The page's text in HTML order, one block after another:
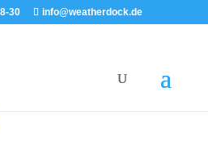
30 info@weatherdock.de